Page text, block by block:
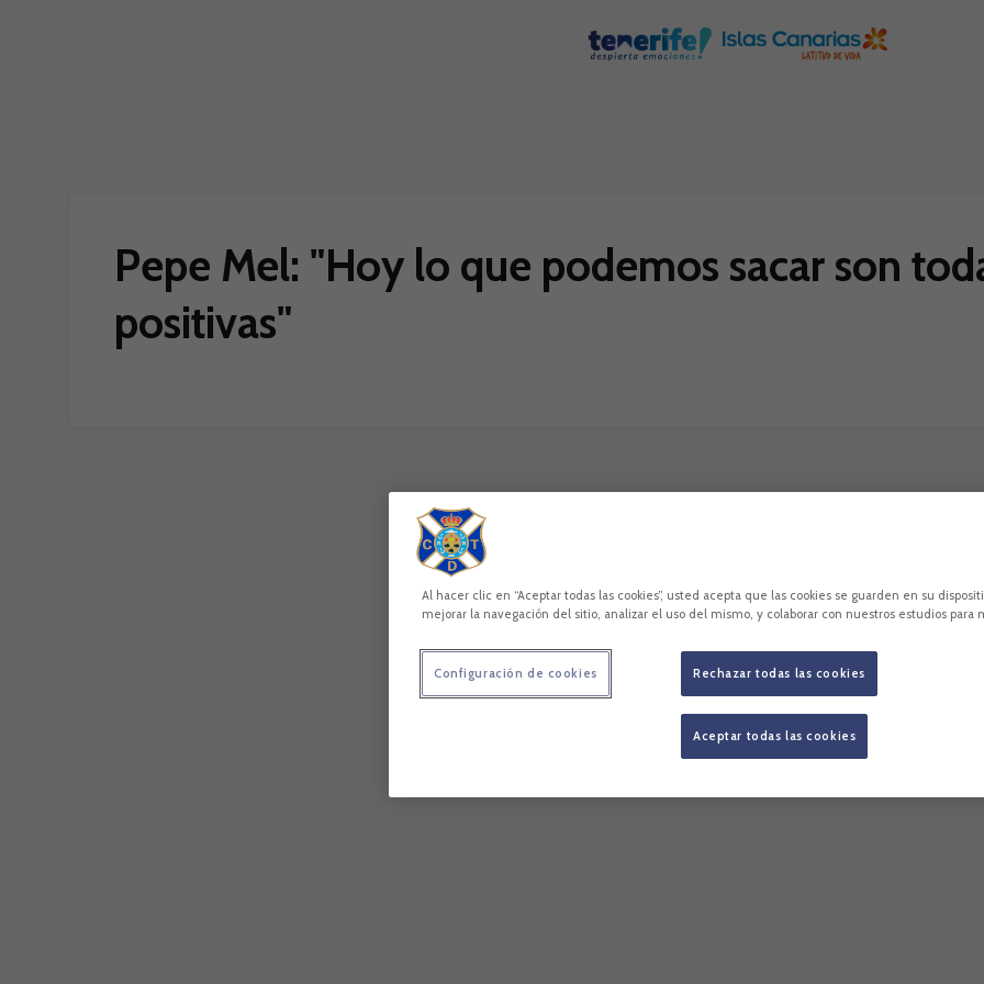
Pepe Mel: "Hoy lo que podemos sacar son
positivas"
Al hacer clic en “Aceptar todas las cookies”, usted acepta que las cookies se guarden en su
mejorar la navegación del sitio, analizar el uso del mismo, y colaborar con nuestros estudios para
Rechazar todas las cookies
Aceptar todas las cookies
Configuración de cookies